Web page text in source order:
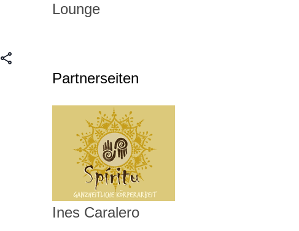
share
Lounge
Partnerseiten
Ines Caralero